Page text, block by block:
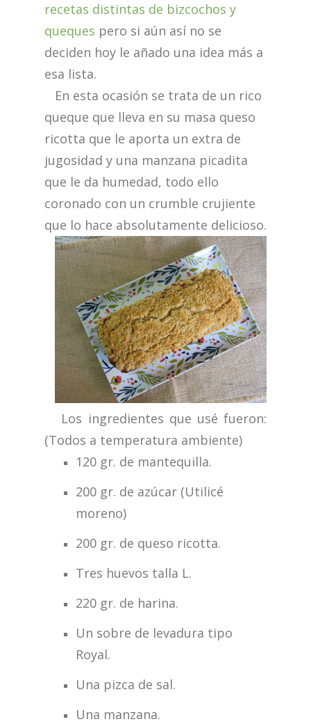
recetas distintas de bizcochos y
queques pero si aún así no se
deciden hoy le añado una idea más a
esa lista.
En esta ocasión se trata de un rico
queque que lleva en su masa queso
ricotta que le aporta un extra de
jugosidad y una manzana picadita
que le da humedad, todo ello
coronado con un crumble crujiente
que lo hace absolutamente delicioso.
Los ingredientes que usé fueron:
(Todos a temperatura ambiente)
120 gr. de mantequilla.
200 gr. de azúcar (Utilicé
moreno)
200 gr. de queso ricotta.
Tres huevos talla L.
220 gr. de harina.
Un sobre de levadura tipo
Royal.
Una pizca de sal.
Una manzana.